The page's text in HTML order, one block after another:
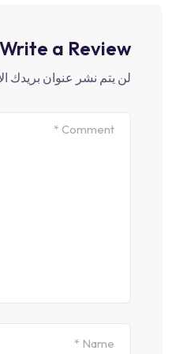
Write a Review
لن يتم نشر عنوان بريدك